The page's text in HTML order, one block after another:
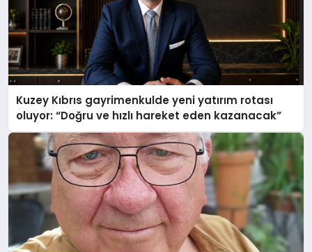
Kuzey Kıbrıs gayrimenkulde yeni yatırım rotası
oluyor: “Doğru ve hızlı hareket eden kazanacak”